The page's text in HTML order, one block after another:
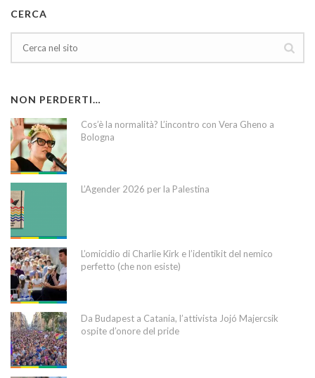
CERCA
NON PERDERTI…
Cos’è la normalità? L’incontro con Vera Gheno a
Bologna
L’Agender 2026 per la Palestina
L’omicidio di Charlie Kirk e l’identikit del nemico
perfetto (che non esiste)
Da Budapest a Catania, l’attivista Jojó Majercsik
ospite d’onore del pride